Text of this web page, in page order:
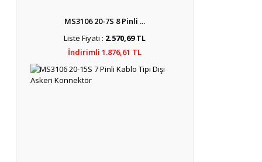
MS3106 20-7S 8 Pinli ...
Liste Fiyatı : 2.570,69 TL
İndirimli 1.876,61 TL